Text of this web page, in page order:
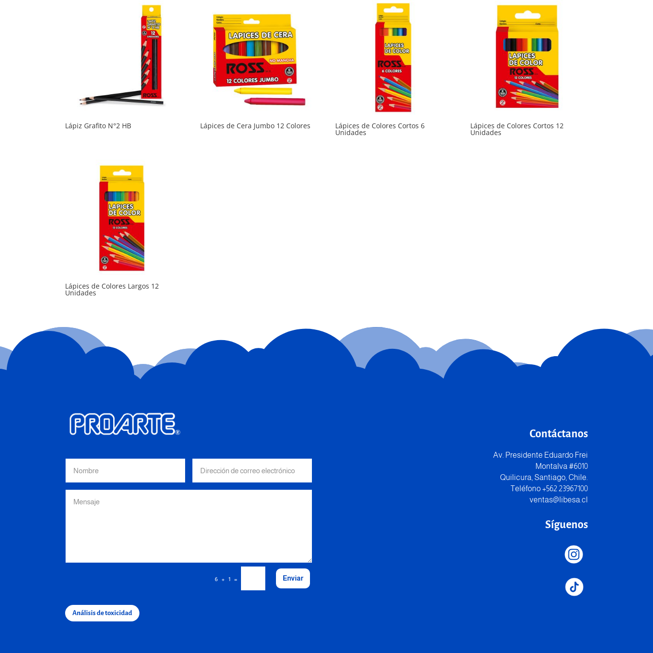
Lápiz Grafito N°2 HB Lápices de Cera Jumbo 12 Colores Lápices de Colores Cortos 6
Unidades
Lápices de Colores Cortos 12
Unidades
Lápices de Colores Largos 12
Unidades
Contáctanos
6 + 1 = Enviar
Análisis de toxicidad
Av. Presidente Eduardo Frei
Montalva #6010
Quilicura, Santiago, Chile.
Teléfono +562 23967100
ventas@libesa.cl
Síguenos